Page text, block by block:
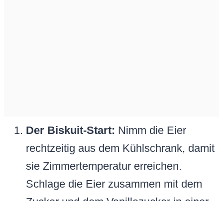
Der Biskuit-Start: Nimm die Eier
rechtzeitig aus dem Kühlschrank, damit
sie Zimmertemperatur erreichen.
Schlage die Eier zusammen mit dem